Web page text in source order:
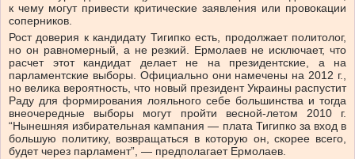
к чему могут привести критические заявления или провокации
соперников.
Рост доверия к кандидату Тигипко есть, продолжает политолог,
но он равномерный, а не резкий. Ермолаев не исключает, что
расчет этот кандидат делает не на президентские, а на
парламентские выборы. Официально они намечены на 2012 г.,
но велика вероятность, что новый президент Украины распустит
Раду для формирования лояльного себе большинства и тогда
внеочередные выборы могут пройти весной-летом 2010 г.
“Нынешняя избирательная кампания — плата Тигипко за вход в
большую политику, возвращаться в которую он, скорее всего,
будет через парламент”, — предполагает Ермолаев.